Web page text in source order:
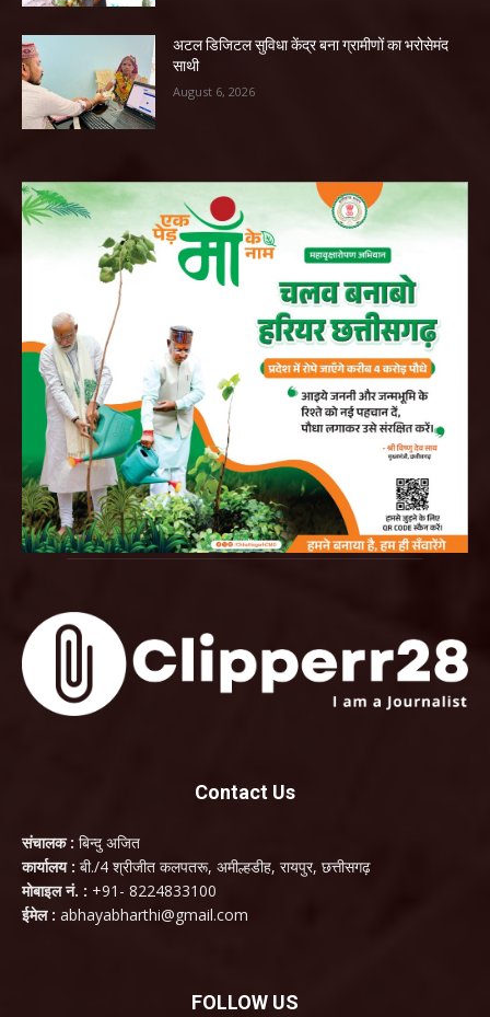
अटल डिजिटल सुविधा केंद्र बना ग्रामीणों का भरोसेमंद
साथी
August 6, 2026
Contact Us
संचालक : बिन्दु अजित
कार्यालय : बी./4 श्रीजीत कलपतरू, अमील्हडीह, रायपुर, छत्तीसगढ़
मोबाइल नं. : +91- 8224833100
ईमेल : abhayabharthi@gmail.com
FOLLOW US